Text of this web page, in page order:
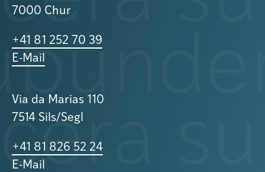
7000 Chur
+41 81 252 70 39
E-Mail
Via da Marias 110
7514 Sils/Segl
+41 81 826 52 24
E-Mail